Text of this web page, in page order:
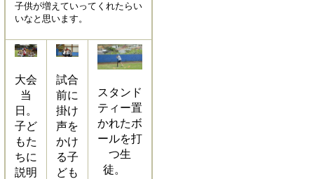
子供が増えていってくれたらい
いなと思います。
大会
当
日。
子ど
もた
ちに
説明
試合
前に
掛け
声を
かけ
る子
ども
スタンド
ティー置
かれたボ
ールを打
つ生
徒。